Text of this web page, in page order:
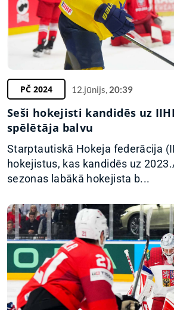
PČ 2024 12.jūnijs, 20:39
Seši hokejisti kandidēs uz
spēlētāja balvu
Starptautiskā Hokeja federācija
hokejistus, kas kandidēs uz
sezonas labākā hokejista b...